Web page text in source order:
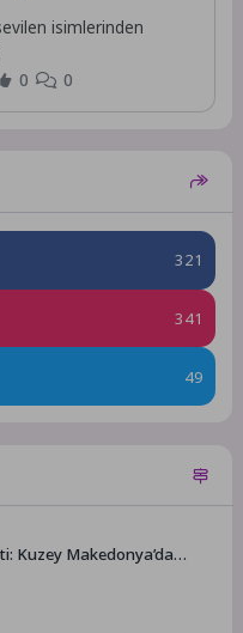
isimlerinden
0 0
321
341
49
Kuzey Makedonya’da